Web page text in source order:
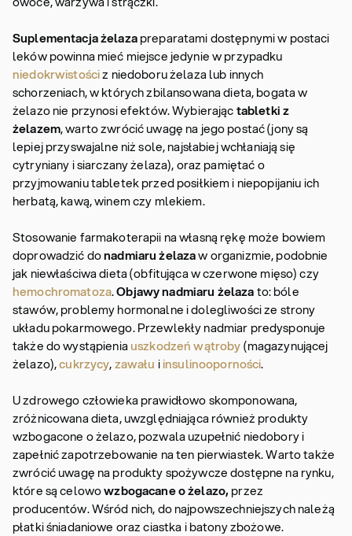
Suplementacja żelazapreparatami dostępnymi w postaci
leków powinna mieć miejsce jedynie w przypadku
niedokrwistościz niedoboru żelaza lub innych
schorzeniach, w których zbilansowana dieta, bogata w
żelazo nie przynosi efektów. Wybierająctabletki z
żelazem, warto zwrócić uwagę na jego postać (jony są
lepiej przyswajalne niż sole, najsłabiej wchłaniają się
cytryniany i siarczany żelaza), oraz pamiętać o
przyjmowaniu tabletek przed posiłkiem i niepopijaniu ich
herbatą, kawą, winem czy mlekiem.
Stosowanie farmakoterapii na własną rękę może bowiem
doprowadzić donadmiaru żelazaw organizmie, podobnie
jak niewłaściwa dieta (obfitująca w czerwone mięso) czy
hemochromatoza.Objawy nadmiaru żelazato: bóle
stawów, problemy hormonalne i dolegliwości ze strony
układu pokarmowego. Przewlekły nadmiar predysponuje
także do wystąpienia uszkodzeń wątroby(magazynującej
żelazo),cukrzycy,zawału iinsulinooporności.
U zdrowego człowieka prawidłowo skomponowana,
zróżnicowana dieta, uwzględniająca również produkty
wzbogacone o żelazo, pozwala uzupełnić niedobory i
zapełnić zapotrzebowanie na ten pierwiastek. Warto także
zwrócić uwagę na produkty spożywcze dostępne na rynku,
które są celowowzbogacane o żelazo,przez
producentów. Wśród nich, do najpowszechniejszych należą
płatki śniadaniowe oraz ciastka i batony zbożowe.